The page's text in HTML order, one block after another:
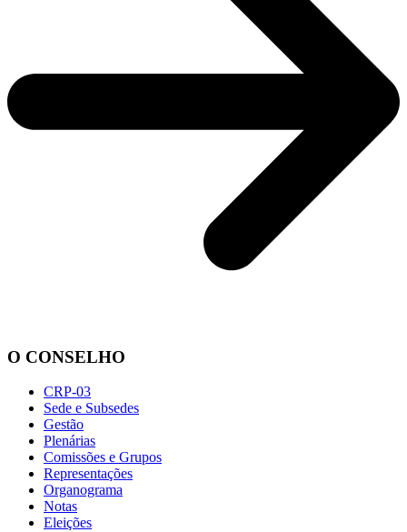
O CONSELHO
CRP-03
Sede e Subsedes
Gestão
Plenárias
Comissões e Grupos
Representações
Organograma
Notas
Eleições